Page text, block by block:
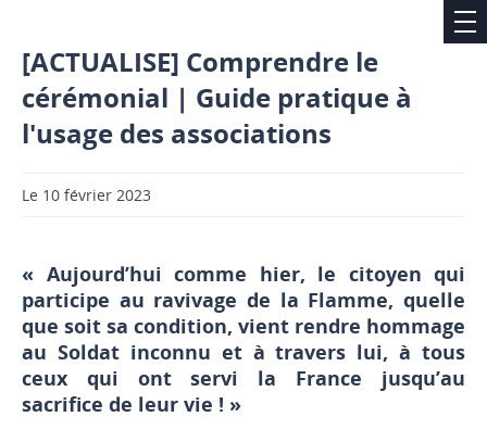
[ACTUALISE] Comprendre le
cérémonial | Guide pratique à
l'usage des associations
Le 10 février 2023
« Aujourd’hui comme hier, le citoyen qui
participe au ravivage de la Flamme, quelle
que soit sa condition, vient rendre hommage
au Soldat inconnu et à travers lui, à tous
ceux qui ont servi la France jusqu’au
sacrifice de leur vie ! »